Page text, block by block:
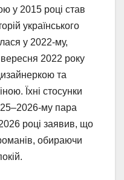
у 2015 році став
українського
у 2022-му,
вересня 2022 року
та
Їхні стосунки
му пара
році заявив, що
обираючи